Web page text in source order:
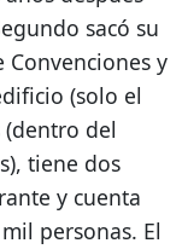
sacó su
y
(solo el
del
tiene dos
y cuenta
personas. El